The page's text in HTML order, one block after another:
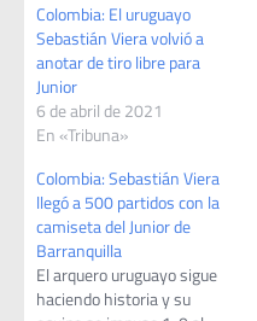
Colombia: El uruguayo
Sebastián Viera volvió a
anotar de tiro libre para
Junior
6 de abril de 2021
En «Tribuna»
Colombia: Sebastián Viera
llegó a 500 partidos con la
camiseta del Junior de
Barranquilla
El arquero uruguayo sigue
haciendo historia y su